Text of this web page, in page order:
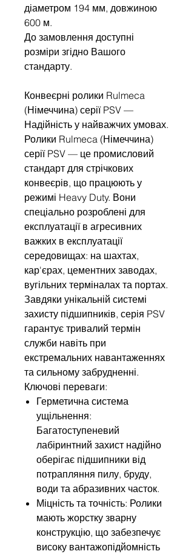
діаметром 194 мм, довжиною
600 м.
До замовлення доступні
розміри згідно Вашого
стандарту.
Конвеєрні ролики Rulmeca
(Німеччина) серії PSV —
Надійність у найважчих умовах.
Ролики Rulmeca (Німеччина)
серії PSV — це промисловий
стандарт для стрічкових
конвеєрів, що працюють у
режимі Heavy Duty. Вони
спеціально розроблені для
експлуатації в агресивних
важких в експлуатації
середовищах: на шахтах,
кар'єрах, цементних заводах,
вугільних терміналах та портах.
Завдяки унікальній системі
захисту підшипників, серія PSV
гарантує тривалий термін
служби навіть при
екстремальних навантаженнях
та сильному забрудненні.
Ключові переваги:
Герметична система
ущільнення:
Багатоступеневий
лабіринтний захист надійно
оберігає підшипники від
потрапляння пилу, бруду,
води та абразивних часток.
Міцність та точність: Ролики
мають жорстку зварну
конструкцію, що забезпечує
високу вантажопідйомність